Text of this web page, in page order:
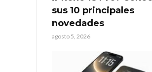
sus 10 principales
novedades
agosto 5, 2026